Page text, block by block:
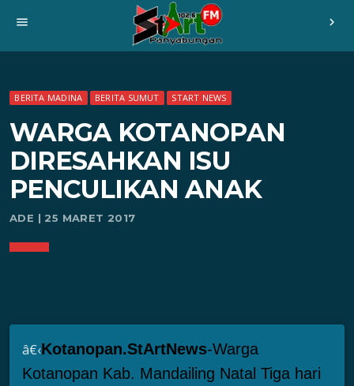
menu chevron_right
BERITA MADINA BERITA SUMUT START NEWS
WARGA KOTANOPAN
DIRESAHKAN ISU
PENCULIKAN ANAK
ADE | 25 MARET 2017
â€‹Kotanopan.StArtNews-Warga
Kotanopan Kab. Mandailing Natal Tiga hari